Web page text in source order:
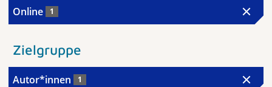
Online 1
Zielgruppe
Autor*innen 1